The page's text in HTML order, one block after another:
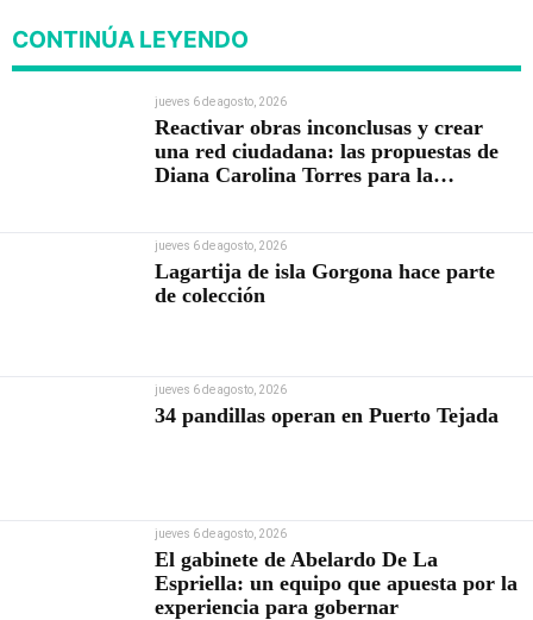
CONTINÚA LEYENDO
jueves 6 de agosto, 2026
Reactivar obras inconclusas y crear
una red ciudadana: las propuestas de
Diana Carolina Torres para la
jueves 6 de agosto, 2026
Lagartija de isla Gorgona hace parte
de colección
jueves 6 de agosto, 2026
34 pandillas operan en Puerto Tejada
jueves 6 de agosto, 2026
El gabinete de Abelardo De La
Espriella: un equipo que apuesta por la
experiencia para gobernar